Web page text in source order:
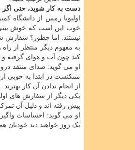
دست به کار شوید، حتی اگر
اولیویا رمس از دانشگاه
خوب این است که خوش بینی
نیستند. اما چطور؟ سفارش
به مفهوم دیگر منتظر از
کند چون آب و هوای گرفته و
او می گوید: صدای منتقد
ممکنست در ابتدا به خوبی از
از انجام ندادن آن کار بهترند.
یکی دیگر از سفارش های
پیش رفته اند و دلیل آن
او می گوید: احساسات
یک روز خواهید دید خودتان